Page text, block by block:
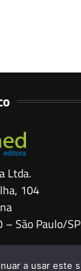
Ltda.
104
– São Paulo/SP
a usar este